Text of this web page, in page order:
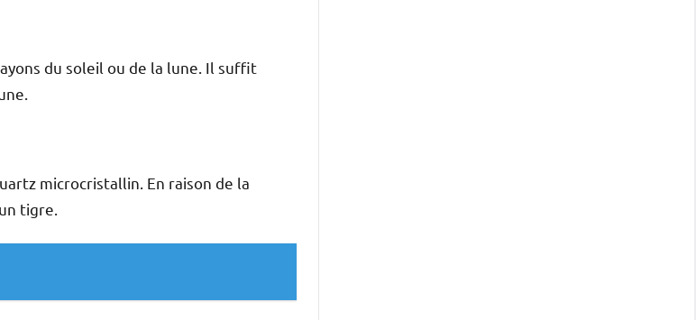
du soleil ou de la lune. Il suffit
microcristallin. En raison de la
tigre.